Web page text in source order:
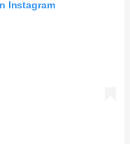
Instagram